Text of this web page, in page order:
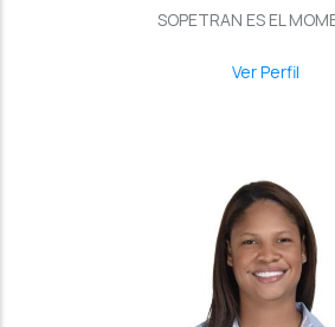
SOPETRAN ES EL
Ver Perfil